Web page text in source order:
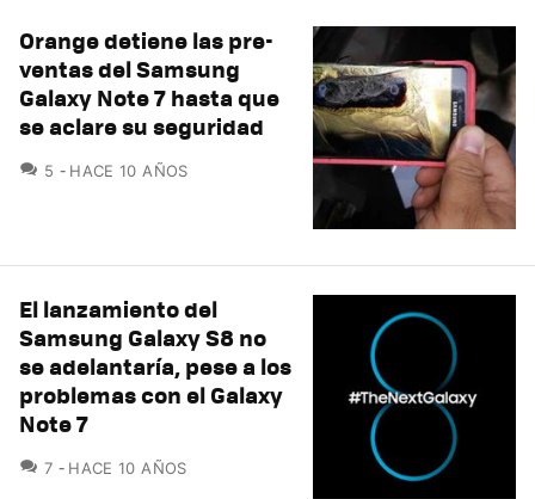
Orange detiene las pre-
ventas del Samsung
Galaxy Note 7 hasta que
se aclare su seguridad
5 COMENTARIOS
HACE 10 AÑOS
El lanzamiento del
Samsung Galaxy S8 no
se adelantaría, pese a los
problemas con el Galaxy
Note 7
7 COMENTARIOS
HACE 10 AÑOS